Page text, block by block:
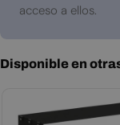
acceso a ellos.
Disponible en